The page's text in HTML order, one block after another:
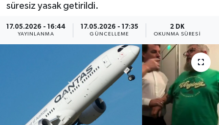
süresiz yasak getirildi.
17.05.2026 - 16:44
YAYINLANMA
17.05.2026 - 17:35
GÜNCELLEME
2 DK
OKUNMA SÜRESI
Yaşam
Anali̇z
Eği̇ti̇m